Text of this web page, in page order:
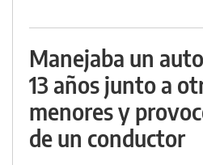
Manejaba un
13 años junto a
menores y
de un conductor